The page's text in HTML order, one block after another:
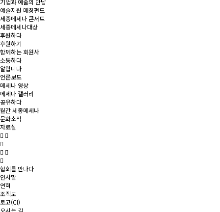
기업과 예술의 만남
예술지원 매칭펀드
세종메세나 콘서트
세종메세나대상
후원하다
후원하기
함께하는 회원사
소통하다
알립니다
언론보도
메세나 영상
메세나 갤러리
공유하다
월간 세종메세나
문화소식
자료실
협회를 만나다
인사말
연혁
조직도
로고(CI)
오시는 길